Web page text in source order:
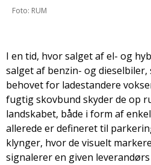
Foto: RUM
I en tid, hvor salget af el- og
salget af benzin- og dieselbiler,
behovet for ladestandere
fugtig skovbund skyder de op
landskabet, både i form af
allerede er defineret til
klynger, hvor de visuelt
signalerer en given